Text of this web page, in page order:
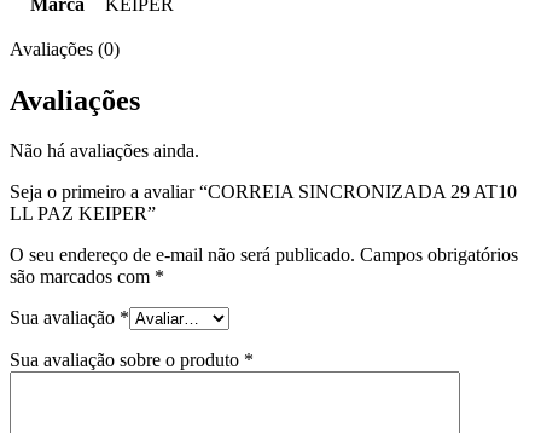
Avaliações (0)
Avaliações
Não há avaliações ainda.
Seja o primeiro a avaliar “CORREIA SINCRONIZADA 29 AT10
LL PAZ KEIPER”
O seu endereço de e-mail não será publicado. Campos obrigatórios
são marcados com *
Sua avaliação *
Sua avaliação sobre o produto *